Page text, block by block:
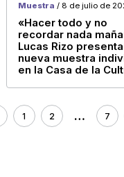
Muestra / 8 de julio de
«Hacer todo y no
recordar nada
Lucas Rizo
nueva muestra
en la Casa de la
1 2 … 7